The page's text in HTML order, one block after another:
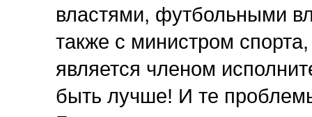
властями, футбольными
также с министром
является членом
быть лучше! И те